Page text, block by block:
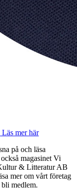
Läs mer här
på och läsa
magasinet Vi
& Litteratur AB
mer om vårt företag
medlem.